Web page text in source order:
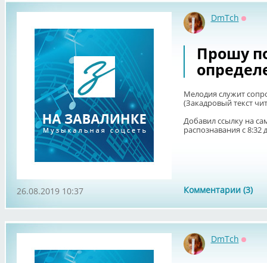
DmTch
Прошу
Мелодия служит
(Закадровый текст
Добавил ссылку на
распознавания с 8:32
Комментарии (3)
26.08.2019 10:37
DmTch